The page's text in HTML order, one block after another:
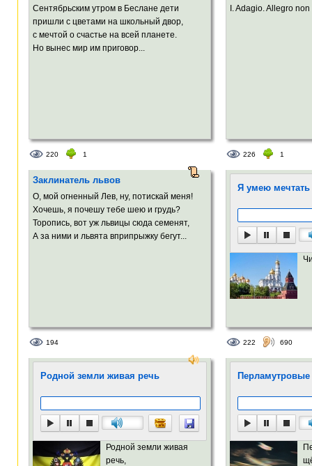
Сентябрьским утром в Беслане дети
пришли с цветами на школьный двор,
с мечтой о счастье на всей планете.
Но вынес мир им приговор...
220 1
I. Adagio. Allegro non
226 1
Заклинатель львов
О, мой огненный Лев, ну, потискай меня!
Хочешь, я почешу тебе шею и грудь?
Торопись, вот уж львицы сюда семенят,
А за ними и львята вприпрыжку бегут...
194
Я умею мечтать
222 690
Родной земли живая речь
Родной земли живая
речь,